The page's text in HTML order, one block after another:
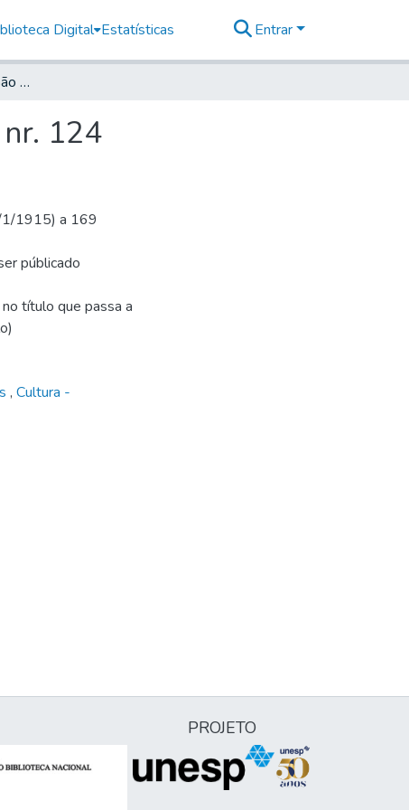
Digital Estatísticas Entrar
Deutsche Zeitung für São Paulo, 1915, Jahrg. XVIII, nr. 124
124
1/1915) a 169
públicado
título que passa a
, Cultura -
PROJETO